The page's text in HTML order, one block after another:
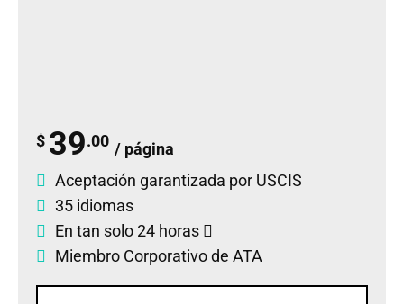
$ 39.00 / página
Aceptación garantizada por USCIS
35 idiomas
En tan solo 24 horas
Miembro Corporativo de ATA